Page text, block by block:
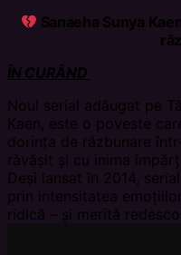
Sanaeha Sunya
ÎN CURÂND
Noul serial adăugat pe
Kaen, este o poveste
dorința de răzbunare
răvășit și cu inima
Deși lansat în 2014,
prin intensitatea
ridică – și merită